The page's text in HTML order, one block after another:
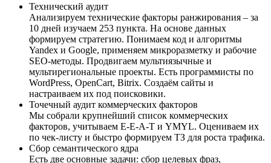
Технический аудит
Анализируем технические факторы ранжирования – за
10 дней изучаем 253 пункта. На основе данных
формируем стратегию. Понимаем код и алгоритмы
Yandex и Google, применяем микроразметку и рабочие
SEO-методы. Продвигаем мультиязычные и
мультирегиональные проекты. Есть программисты по
WordPress, OpenCart, Bitrix. Создаём сайты и
настраиваем их под поисковики.
Точечный аудит коммерческих факторов
Мы собрали крупнейший список коммерческих
факторов, учитываем E-E-A-T и YMYL. Оцениваем их
по чек-листу и быстро формируем ТЗ для роста трафика.
Сбор семантического ядра
Есть две основные задачи: сбор целевых фраз,